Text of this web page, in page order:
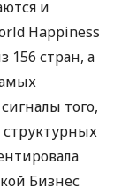
и
Happiness
156 стран, а
того,
Бизнес